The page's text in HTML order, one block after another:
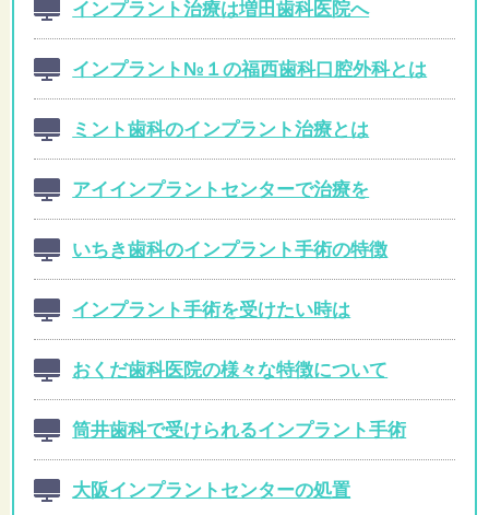
インプラント治療は増田歯科医院へ
インプラント№１の福西歯科口腔外科とは
ミント歯科のインプラント治療とは
アイインプラントセンターで治療を
いちき歯科のインプラント手術の特徴
インプラント手術を受けたい時は
おくだ歯科医院の様々な特徴について
筒井歯科で受けられるインプラント手術
大阪インプラントセンターの処置